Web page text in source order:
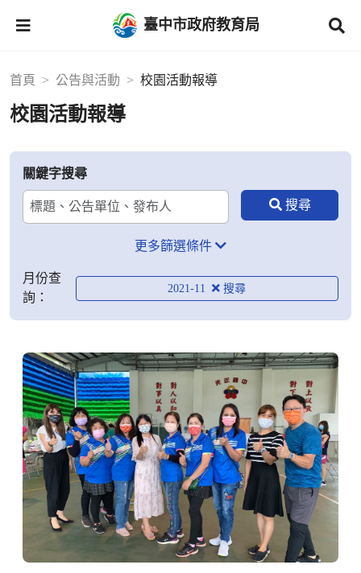
臺中市政府教育局
首頁 公告與活動 校園活動報導
校園活動報導
關鍵字搜尋
更多篩選條件
月份查
詢：
2021-11